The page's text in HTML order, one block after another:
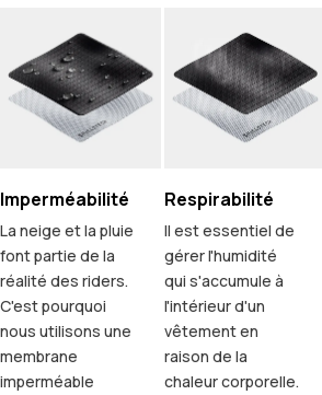
Imperméabilité
La neige et la pluie
font partie de la
réalité des riders.
C'est pourquoi
nous utilisons une
membrane
imperméable
Respirabilité
Il est essentiel de
gérer l'humidité
qui s'accumule à
l'intérieur d'un
vêtement en
raison de la
chaleur corporelle.